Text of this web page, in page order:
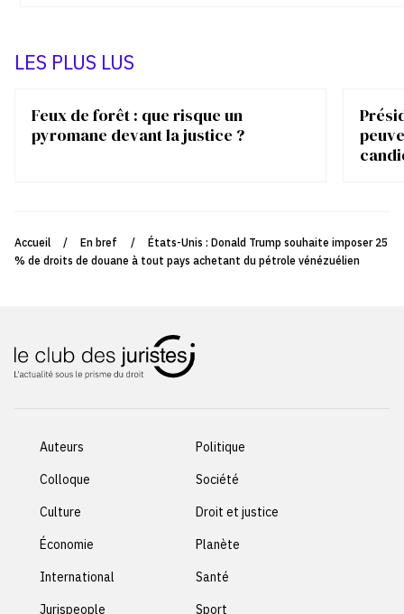
LES PLUS LUS
Feux de forêt : que risque un
pyromane devant la justice ?
Accueil / En bref /
États-Unis : Donald Trump souhaite imposer 25
% de droits de douane à tout pays achetant du pétrole vénézuélien
Auteurs
Colloque
Culture
Économie
International
Jurispeople
Politique
Société
Droit et justice
Planète
Santé
Sport